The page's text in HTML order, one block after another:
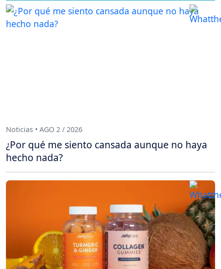
Noticias • AGO 2 / 2026
¿Por qué me siento cansada aunque no haya
hecho nada?